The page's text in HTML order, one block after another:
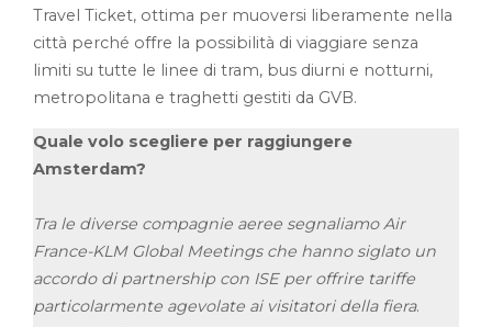
Travel Ticket, ottima per muoversi liberamente nella
città perché offre la possibilità di viaggiare senza
limiti su tutte le linee di tram, bus diurni e notturni,
metropolitana e traghetti gestiti da GVB.
Quale volo scegliere per raggiungere
Amsterdam?
Tra le diverse compagnie aeree segnaliamo Air
France-KLM Global Meetings che hanno siglato un
accordo di partnership con ISE per offrire tariffe
particolarmente agevolate ai visitatori della fiera.